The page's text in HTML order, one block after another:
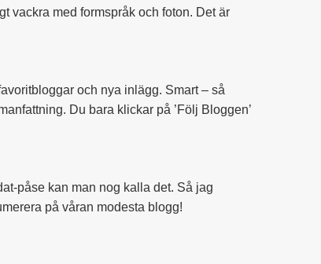
vackra med formspråk och foton. Det är
och nya inlägg. Smart – så
Du bara klickar på ’Följ Bloggen’
påse kan man nog kalla det. Så jag
på våran modesta blogg!